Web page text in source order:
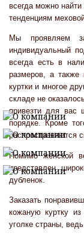
всегда можно
тенденциям
Мы проявляем
индивидуальный
всегда есть в
размеров, а также
куртки и многое
складе не
привезти для вас
порядке. Кроме
распространяются
Помимо женской
представлен
дубленок.
Заказать
кожаную куртку
уголке страны,